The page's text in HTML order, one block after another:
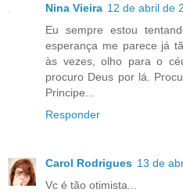
Nina Vieira 12 de abril de
Eu sempre estou
esperança me parece já
às vezes, olho para o
procuro Deus por lá.
Principe...
Responder
Carol Rodrigues 13 de
Vc é tão otimista...